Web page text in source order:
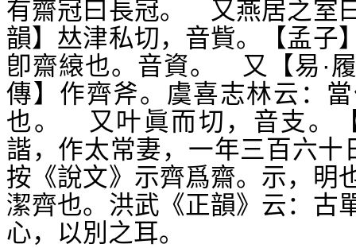
有齋冠曰長冠。 又燕居之室
韻】 𠀤津私切，音貲。【孟子
卽齋縗也。音資。 又【易·
傳】作齊斧。虞喜志林云：
也。 又叶眞而切，音支。
諧，作太常妻，一年三百六
按《說文》示齊爲齋。示，明
潔齊也。洪武《正韻》云：古
心，以別之耳。